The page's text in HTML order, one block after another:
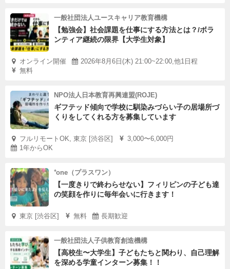
一般社団法人ユースキャリア教育機構
【勉強会】社会課題を仕事にする方法とは？/ボラ
ンティア継続の限界【大学生対象】
オンライン開催
2026年8月6日(木) 21:00~22:00,他1日程
無料
NPO法人日本教育再興連盟(ROJE)
ギフテッド傾向で学校に馴染みづらい子の居場所づ
くりをしてくれる方を募集しています
フルリモートOK, 東京 [渋谷区]
3,000〜6,000円
1年からOK
⁺one（プラスワン）
【一度きりで終わらせない】フィリピンの子ども達
の笑顔を作りに毎年会いに行きます！
東京 [渋谷区] 無料 長期歓迎
一般社団法人子供教育創造機構
【高校生〜大学生】子どもたちと関わり、自己理解
を深める学童インターン募集！！